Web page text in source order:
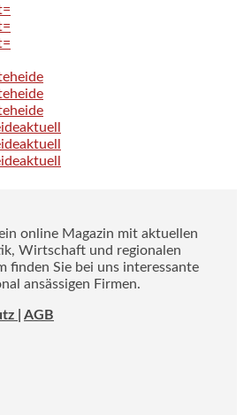
online Magazin mit aktuellen
Wirtschaft und regionalen
finden Sie bei uns interessante
ansässigen Firmen.
| AGB